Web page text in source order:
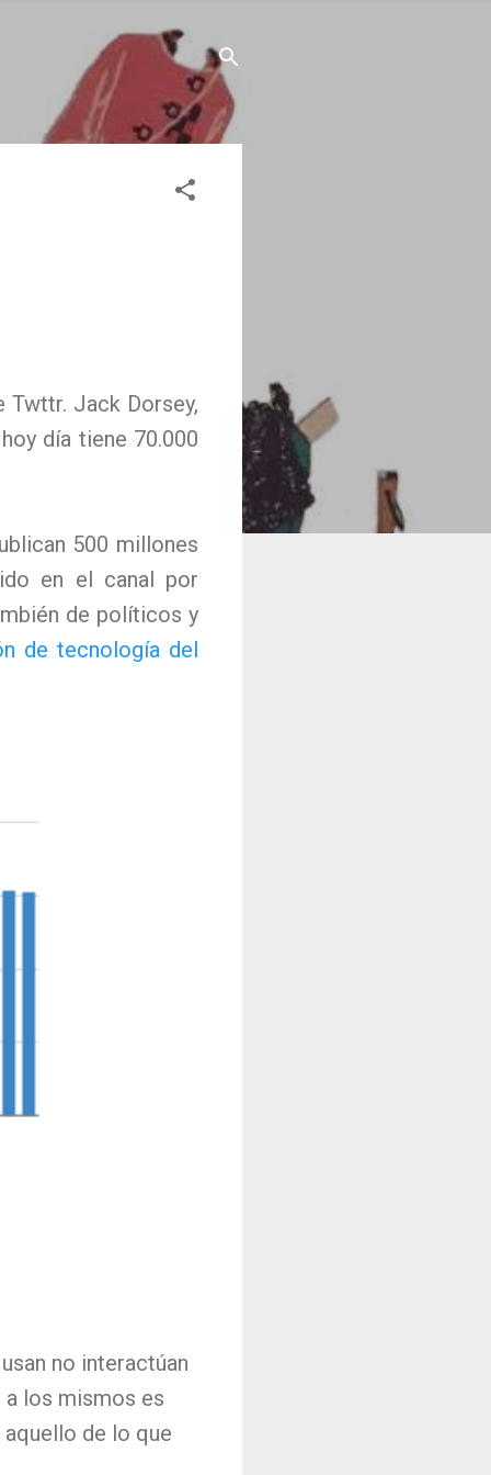
Twttr. Jack Dorsey,
día tiene 70.000
500 millones
en el canal por
de políticos y
de tecnología del
no interactúan
los mismos es
de lo que